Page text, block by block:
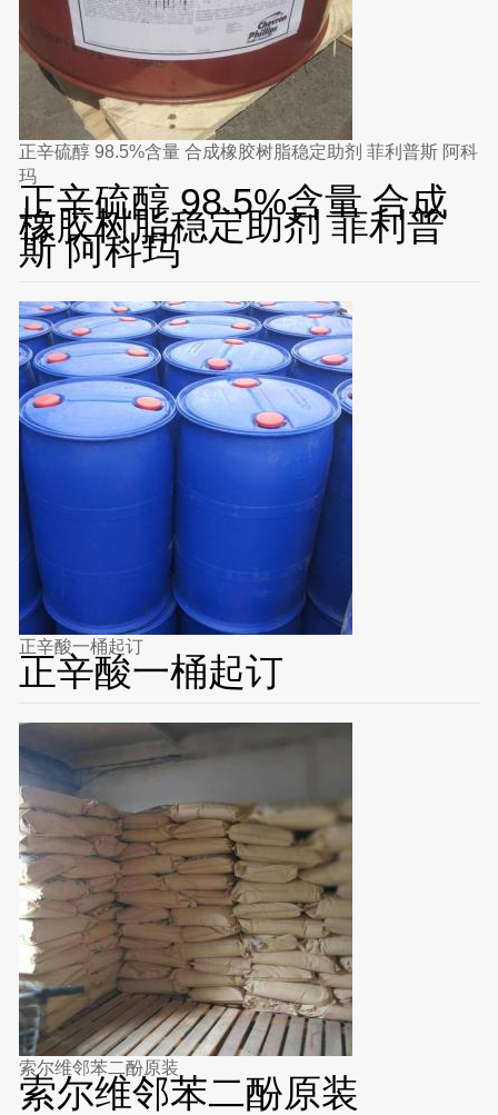
正辛硫醇 98.5%含量 合成橡胶树脂稳定助剂 菲利普斯 阿科
玛
正辛硫醇 98.5%含量 合成
橡胶树脂稳定助剂 菲利普
斯 阿科玛
正辛酸一桶起订
正辛酸一桶起订
索尔维邻苯二酚原装
索尔维邻苯二酚原装